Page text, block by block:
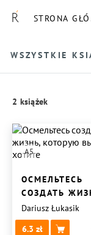
STRONA
WSZYSTKIE
2 książek
A5
ОСМЕЛЬТЕСЬ
СОЗДАТЬ
КОТОРУЮ ВЫ
ХОТИТЕ
Dariusz Łukasik
6.3